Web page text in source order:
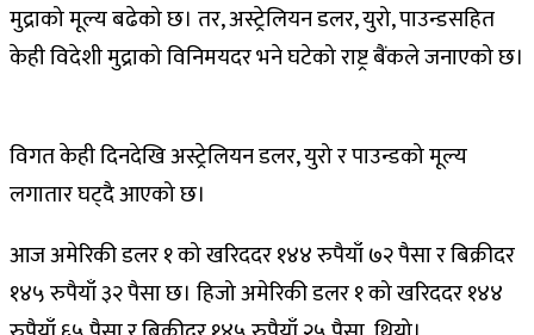
मुद्राको मूल्य बढेको छ। तर, अस्ट्रेलियन डलर, युरो, पाउन्डसहित
केही विदेशी मुद्राको विनिमयदर भने घटेको राष्ट्र बैंकले जनाएको छ।
विगत केही दिनदेखि अस्ट्रेलियन डलर, युरो र पाउन्डको मूल्य
लगातार घट्दै आएको छ।
आज अमेरिकी डलर १ को खरिददर १४४ रुपैयाँ ७२ पैसा र बिक्रीदर
१४५ रुपैयाँ ३२ पैसा छ। हिजो अमेरिकी डलर १ को खरिददर १४४